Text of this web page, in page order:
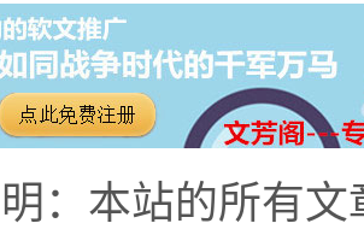
：本站的所有